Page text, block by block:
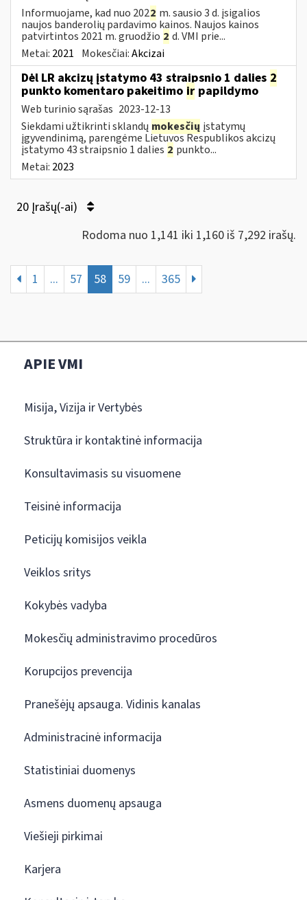
Informuojame, kad nuo 2022 m. sausio 3 d. įsigalios
naujos banderolių pardavimo kainos. Naujos kainos
patvirtintos 2021 m. gruodžio 2 d. VMI prie...
Metai: 2021 Mokesčiai:Akcizai
Dėl LR akcizų įstatymo 43 straipsnio 1 dalies 2
punkto komentaro pakeitimo ir papildymo
Web turinio sąrašas 2023-12-13
Siekdami užtikrinti sklandų mokesčių įstatymų
įgyvendinimą, parengėme Lietuvos Respublikos akcizų
įstatymo 43 straipsnio 1 dalies 2 punkto...
Metai: 2023
20 Įrašų(-ai)
Rodoma nuo 1,141 iki 1,160 iš 7,292 irašų.
1 ... 57 58 59 ... 365
APIE VMI
Misija, Vizija ir Vertybės
Struktūra ir kontaktinė informacija
Konsultavimasis su visuomene
Teisinė informacija
Peticijų komisijos veikla
Veiklos sritys
Kokybės vadyba
Mokesčių administravimo procedūros
Korupcijos prevencija
Pranešėjų apsauga. Vidinis kanalas
Administracinė informacija
Statistiniai duomenys
Asmens duomenų apsauga
Viešieji pirkimai
Karjera